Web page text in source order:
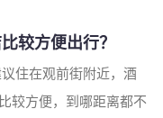
较方便出行？
住在观前街附近，酒
较方便，到哪距离都不